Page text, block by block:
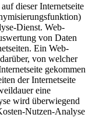
dieser Internetseite
Dienst. Web-
von Daten
Ein Web-
von welcher
gekommen
der Internetseite
eine
wird überwiegend
Nutzen-Analyse